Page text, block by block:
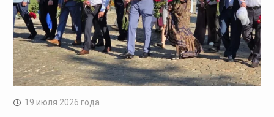
19 июля 2026 года